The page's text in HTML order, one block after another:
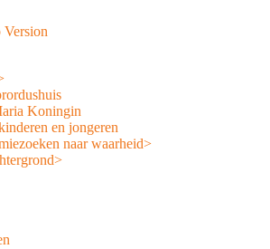
Version
Koningin
en jongeren
zoeken naar waarheid>
>